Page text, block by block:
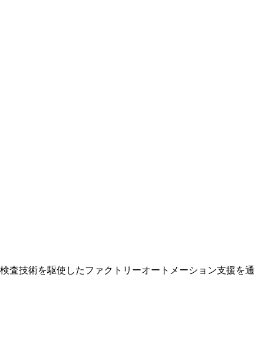
査技術を駆使したファクトリーオートメーション支援を通